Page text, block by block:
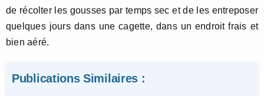
de récolter les gousses par temps sec et de les entreposer
quelques jours dans une cagette, dans un endroit frais et
bien aéré.
Publications Similaires :